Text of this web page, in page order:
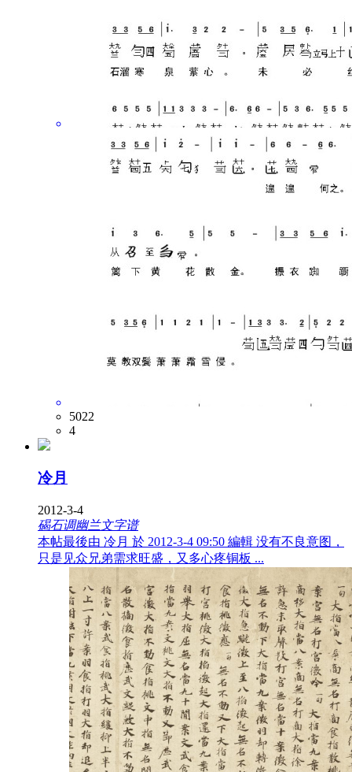
5022
4
冷月
2012-3-4
碣石调幽兰文字谱
本帖最後由 冷月 於 2012-3-4 09:50 編輯 没有不良意图，
只是见众兄弟需求旺盛，又多心疼铜板 ...